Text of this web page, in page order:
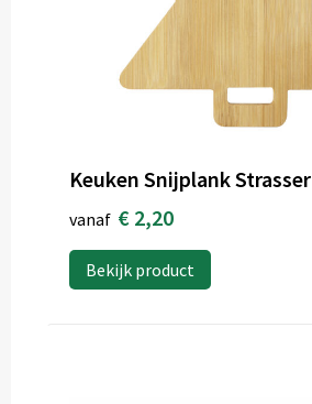
Keuken Snijplank Strasser
vanaf € 2,20
Bekijk product